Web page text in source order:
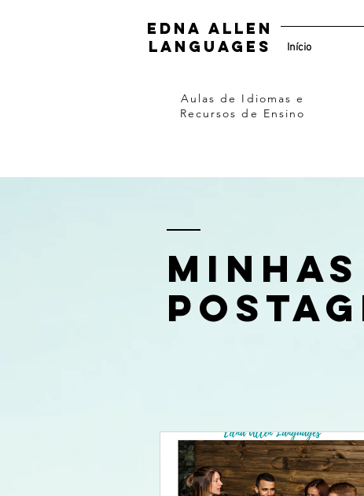
Edna Allen
Languages
Início
Aulas de Idiomas e
Recursos de Ensino
Minhas